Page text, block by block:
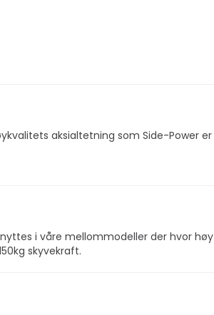
aksialtetning som Side-Power er
i våre mellom­modeller der hvor høy
skyvekraft.